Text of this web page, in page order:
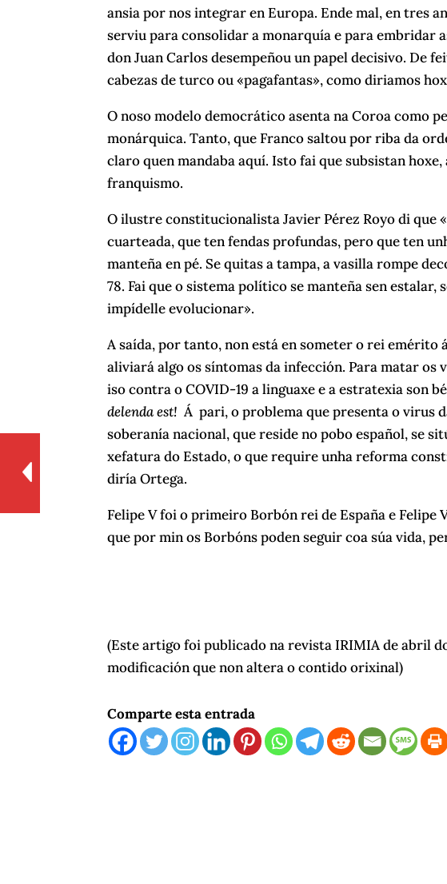
ansia por nos integrar en Europa. Ende mal, en tres
serviu para consolidar a monarquía e para embridar
don Juan Carlos desempeñou un papel decisivo. De
cabezas de turco ou «pagafantas», como diriamos
O noso modelo democrático asenta na Coroa como
monárquica. Tanto, que Franco saltou por riba da
claro quen mandaba aquí. Isto fai que subsistan
franquismo.
O ilustre constitucionalista Javier Pérez Royo di que
cuarteada, que ten fendas profundas, pero que ten
manteña en pé. Se quitas a tampa, a vasilla rompe
78. Fai que o sistema político se manteña sen estalar,
impídelle evolucionar».
A saída, por tanto, non está en someter o rei emérito
aliviará algo os síntomas da infección. Para matar
iso contra o COVID-19 a linguaxe e a estratexia son
delenda est! Á pari, o problema que presenta o virus
soberanía nacional, que reside no pobo español, se
xefatura do Estado, o que require unha reforma
diría Ortega.
Felipe V foi o primeiro Borbón rei de España e
que por min os Borbóns poden seguir coa súa vida,
(Este artigo foi publicado na revista IRIMIA de abril
modificación que non altera o contido orixinal)
Comparte esta entrada